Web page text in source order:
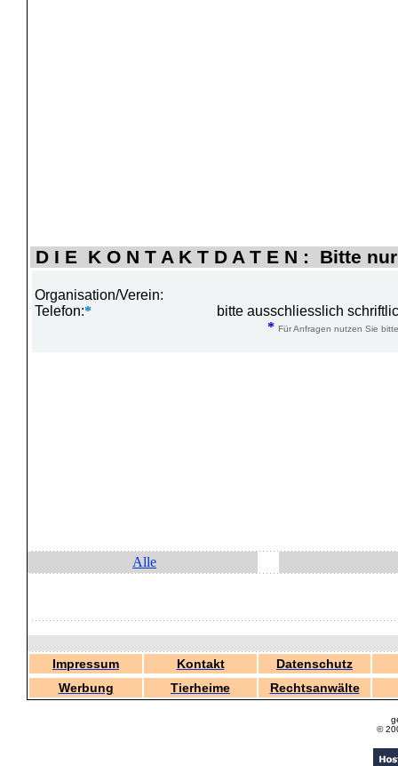
D I E K O N T A K T D A T E N : Bitte
Organisation/Verein:
Telefon:*
bitte ausschliesslich
* Für Anfragen nutzen Sie
Alle
Impressum Kontakt
Datenschutz
Werbung
Tierheime Rechtsanwälte
©